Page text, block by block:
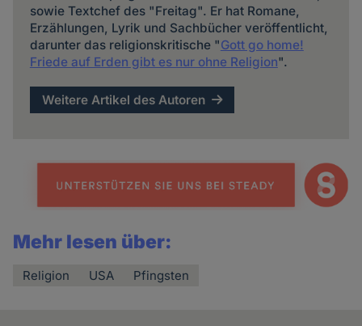
sowie Textchef des "Freitag". Er hat Romane,
Erzählungen, Lyrik und Sachbücher veröffentlicht,
darunter das religionskritische "Gott go home!
Friede auf Erden gibt es nur ohne Religion".
Weitere Artikel des Autoren
Mehr lesen über:
Religion USA Pfingsten